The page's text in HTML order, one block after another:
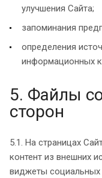
улучшения Сайта;
запоминания
определения
информационных
5. Файлы
сторон
5.1. На страницах
контент из внешних
виджеты социальных